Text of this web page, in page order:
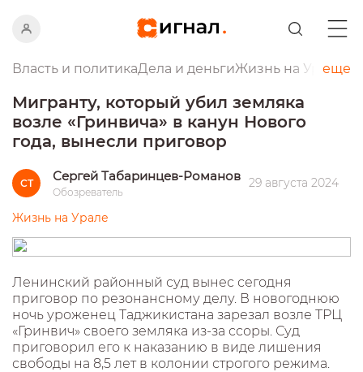
Власть и политикаДела и деньгиЖизнь на Урале
еще
Мигранту, который убил земляка
возле «Гринвича» в канун Нового
года, вынесли приговор
СТ Сергей Табаринцев-Романов
Обозреватель
29 августа 2024
Жизнь на Урале
Ленинский районный суд вынес сегодня
приговор по резонансному делу. В новогоднюю
ночь уроженец Таджикистана зарезал возле ТРЦ
«Гринвич» своего земляка из-за ссоры. Суд
приговорил его к наказанию в виде лишения
свободы на 8,5 лет в колонии строгого режима.